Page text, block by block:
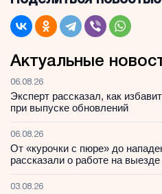
Актуальные
06.08.26
Эксперт рассказал, как
при выпуске обновлений
06.08.26
От «курочки с пюре» до
рассказали о работе на выезде
03.08.26